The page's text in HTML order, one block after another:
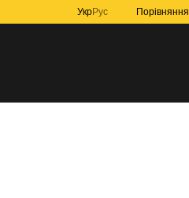
УкрРус Порівняння